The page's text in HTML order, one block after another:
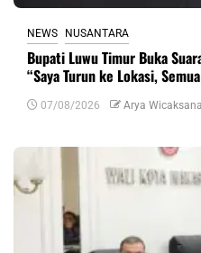
NEWS NUSANTARA
Bupati Luwu Timur Buka
“Saya Turun ke Lokasi,
07/08/2026 Arya Wicaksana